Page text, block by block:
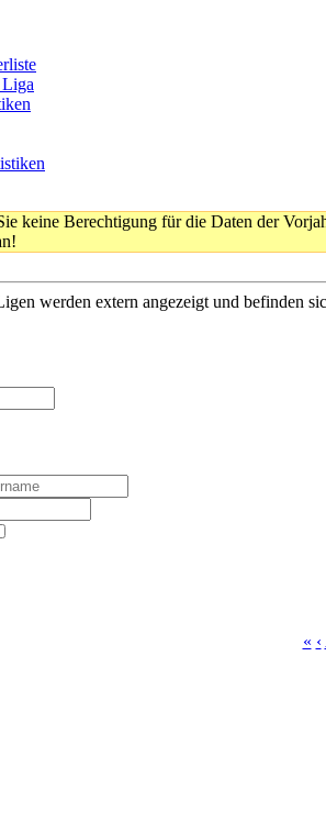
keine Berechtigung für die Daten der
werden extern angezeigt und befinden
« ‹